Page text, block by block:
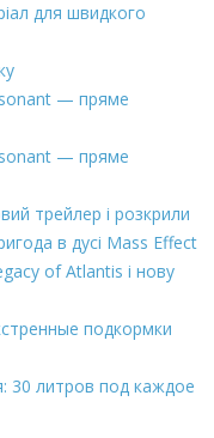
для швидкого
— пряме
— пряме
трейлер і розкрили
в дусі Mass Effect
of Atlantis і нову
подкормки
30 литров под каждое